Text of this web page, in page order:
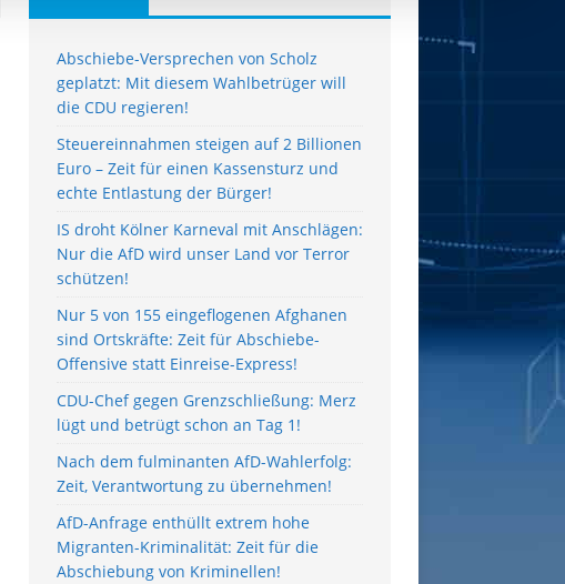
Abschiebe-Versprechen von Scholz
geplatzt: Mit diesem Wahlbetrüger will
die CDU regieren!
Steuereinnahmen steigen auf 2 Billionen
Euro – Zeit für einen Kassensturz und
echte Entlastung der Bürger!
IS droht Kölner Karneval mit Anschlägen:
Nur die AfD wird unser Land vor Terror
schützen!
Nur 5 von 155 eingeflogenen Afghanen
sind Ortskräfte: Zeit für Abschiebe-
Offensive statt Einreise-Express!
CDU-Chef gegen Grenzschließung: Merz
lügt und betrügt schon an Tag 1!
Nach dem fulminanten AfD-Wahlerfolg:
Zeit, Verantwortung zu übernehmen!
AfD-Anfrage enthüllt extrem hohe
Migranten-Kriminalität: Zeit für die
Abschiebung von Kriminellen!